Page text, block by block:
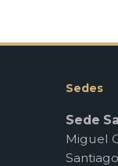
Sedes
Sede
Miguel
Santiago